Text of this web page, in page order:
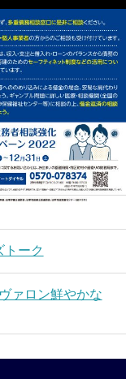
ーク
ァロン鮮やかな